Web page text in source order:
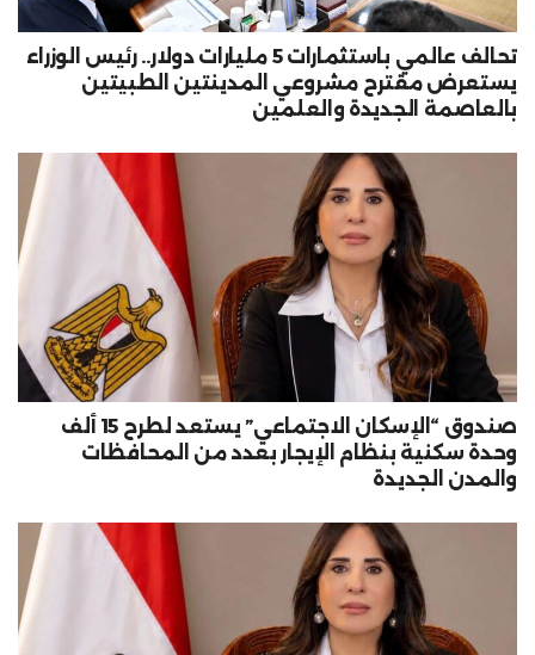
تحالف عالمي باستثمارات 5 مليارات دولار.. رئيس الوزراء
يستعرض مقترح مشروعي المدينتين الطبيتين
بالعاصمة الجديدة والعلمين
صندوق “الإسكان الاجتماعي” يستعد لطرح 15 ألف
وحدة سكنية بنظام الإيجار بعدد من المحافظات
والمدن الجديدة